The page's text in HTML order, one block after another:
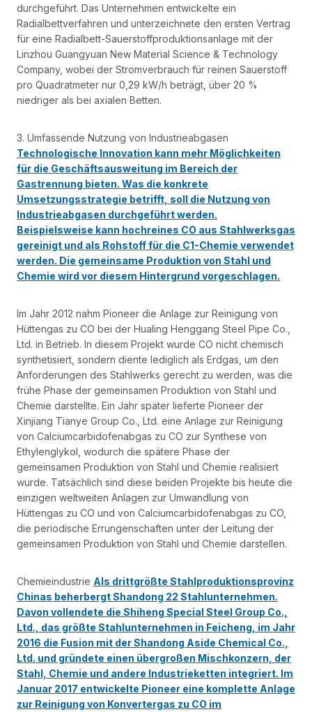
durchgeführt. Das Unternehmen entwickelte ein
Radialbettverfahren und unterzeichnete den ersten Vertrag
für eine Radialbett-Sauerstoffproduktionsanlage mit der
Linzhou Guangyuan New Material Science & Technology
Company, wobei der Stromverbrauch für reinen Sauerstoff
pro Quadratmeter nur 0,29 kW/h beträgt, über 20 %
niedriger als bei axialen Betten.
3. Umfassende Nutzung von Industrieabgasen
Technologische Innovation kann mehr Möglichkeiten
für die Geschäftsausweitung im Bereich der
Gastrennung bieten. Was die konkrete
Umsetzungsstrategie betrifft, soll die Nutzung von
Industrieabgasen durchgeführt werden.
Beispielsweise kann hochreines CO aus Stahlwerksgas
gereinigt und als Rohstoff für die C1-Chemie verwendet
werden. Die gemeinsame Produktion von Stahl und
Chemie wird vor diesem Hintergrund vorgeschlagen.
Im Jahr 2012 nahm Pioneer die Anlage zur Reinigung von
Hüttengas zu CO bei der Hualing Henggang Steel Pipe Co.,
Ltd. in Betrieb. In diesem Projekt wurde CO nicht chemisch
synthetisiert, sondern diente lediglich als Erdgas, um den
Anforderungen des Stahlwerks gerecht zu werden, was die
frühe Phase der gemeinsamen Produktion von Stahl und
Chemie darstellte. Ein Jahr später lieferte Pioneer der
Xinjiang Tianye Group Co., Ltd. eine Anlage zur Reinigung
von Calciumcarbidofenabgas zu CO zur Synthese von
Ethylenglykol, wodurch die spätere Phase der
gemeinsamen Produktion von Stahl und Chemie realisiert
wurde. Tatsächlich sind diese beiden Projekte bis heute die
einzigen weltweiten Anlagen zur Umwandlung von
Hüttengas zu CO und von Calciumcarbidofenabgas zu CO,
die periodische Errungenschaften unter der Leitung der
gemeinsamen Produktion von Stahl und Chemie darstellen.
Chemieindustrie Als drittgrößte Stahlproduktionsprovinz
Chinas beherbergt Shandong 22 Stahlunternehmen.
Davon vollendete die Shiheng Special Steel Group Co.,
Ltd., das größte Stahlunternehmen in Feicheng, im Jahr
2016 die Fusion mit der Shandong Aside Chemical Co.,
Ltd. und gründete einen übergroßen Mischkonzern, der
Stahl, Chemie und andere Industrieketten integriert. Im
Januar 2017 entwickelte Pioneer eine komplette Anlage
zur Reinigung von Konvertergas zu CO im